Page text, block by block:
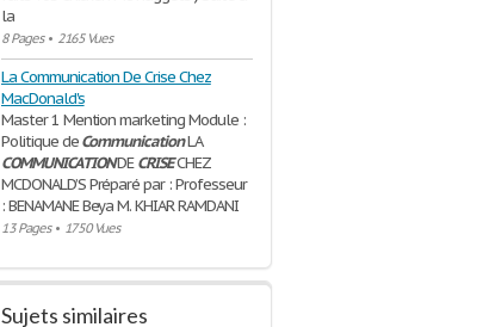
la
8 Pages• 2165 Vues
La Communication De Crise Chez
MacDonald's
Master 1 Mention marketing Module :
Politique deCommunicationLA
COMMUNICATIONDECRISECHEZ
MCDONALD’S Préparé par : Professeur
: BENAMANE Beya M. KHIAR RAMDANI
13 Pages• 1750 Vues
Sujets similaires